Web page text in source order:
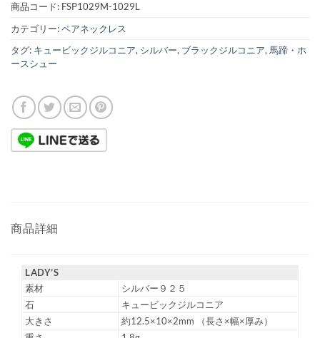
商品コード: FSP1029M-1029L
カテゴリー:ペアネックレス
タグ: キュービックジルコニア, シルバー, ブラックジルコニア, 馬蹄・ホ
ースシュー
商品詳細
LADY’S
素材
シルバー９２５
石
キュービックジルコニア
大きさ
約12.5×10×2mm （長さ×幅×厚み）